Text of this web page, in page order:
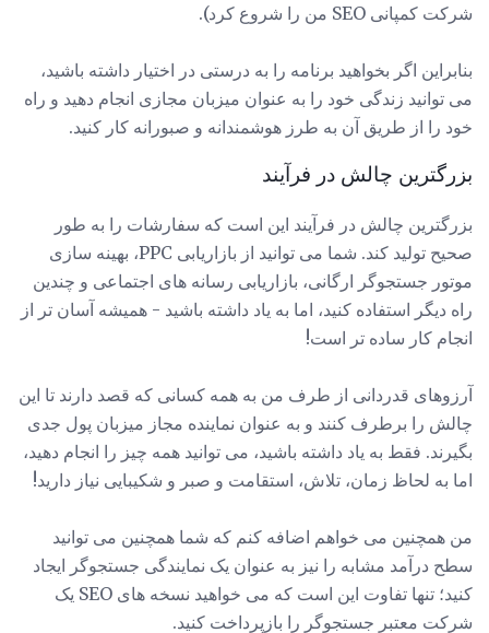
شرکت کمپانی SEO من را شروع کرد).
بنابراین اگر بخواهید برنامه را به درستی در اختیار داشته باشید،
می توانید زندگی خود را به عنوان میزبان مجازی انجام دهید و راه
خود را از طریق آن به طرز هوشمندانه و صبورانه کار کنید.
بزرگترین چالش در فرآیند
بزرگترین چالش در فرآیند این است که سفارشات را به طور
صحیح تولید کند. شما می توانید از بازاریابی PPC، بهینه سازی
موتور جستجوگر ارگانی، بازاریابی رسانه های اجتماعی و چندین
راه دیگر استفاده کنید، اما به یاد داشته باشید - همیشه آسان تر از
انجام کار ساده تر است!
آرزوهای قدردانی از طرف من به همه کسانی که قصد دارند تا این
چالش را برطرف کنند و به عنوان نماینده مجاز میزبان پول جدی
بگیرند. فقط به یاد داشته باشید، می توانید همه چیز را انجام دهید،
اما به لحاظ زمان، تلاش، استقامت و صبر و شکیبایی نیاز دارید!
من همچنین می خواهم اضافه کنم که شما همچنین می توانید
سطح درآمد مشابه را نیز به عنوان یک نمایندگی جستجوگر ایجاد
کنید؛ تنها تفاوت این است که می خواهید نسخه های SEO یک
شرکت معتبر جستجوگر را بازپرداخت کنید.